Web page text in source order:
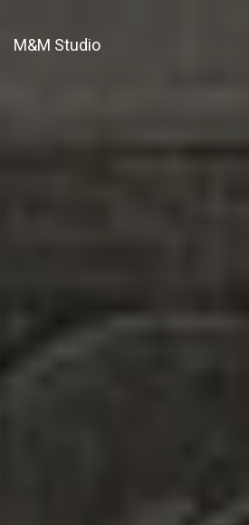
M&M Studio